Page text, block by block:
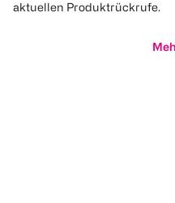
aktuellen Produktrückrufe.